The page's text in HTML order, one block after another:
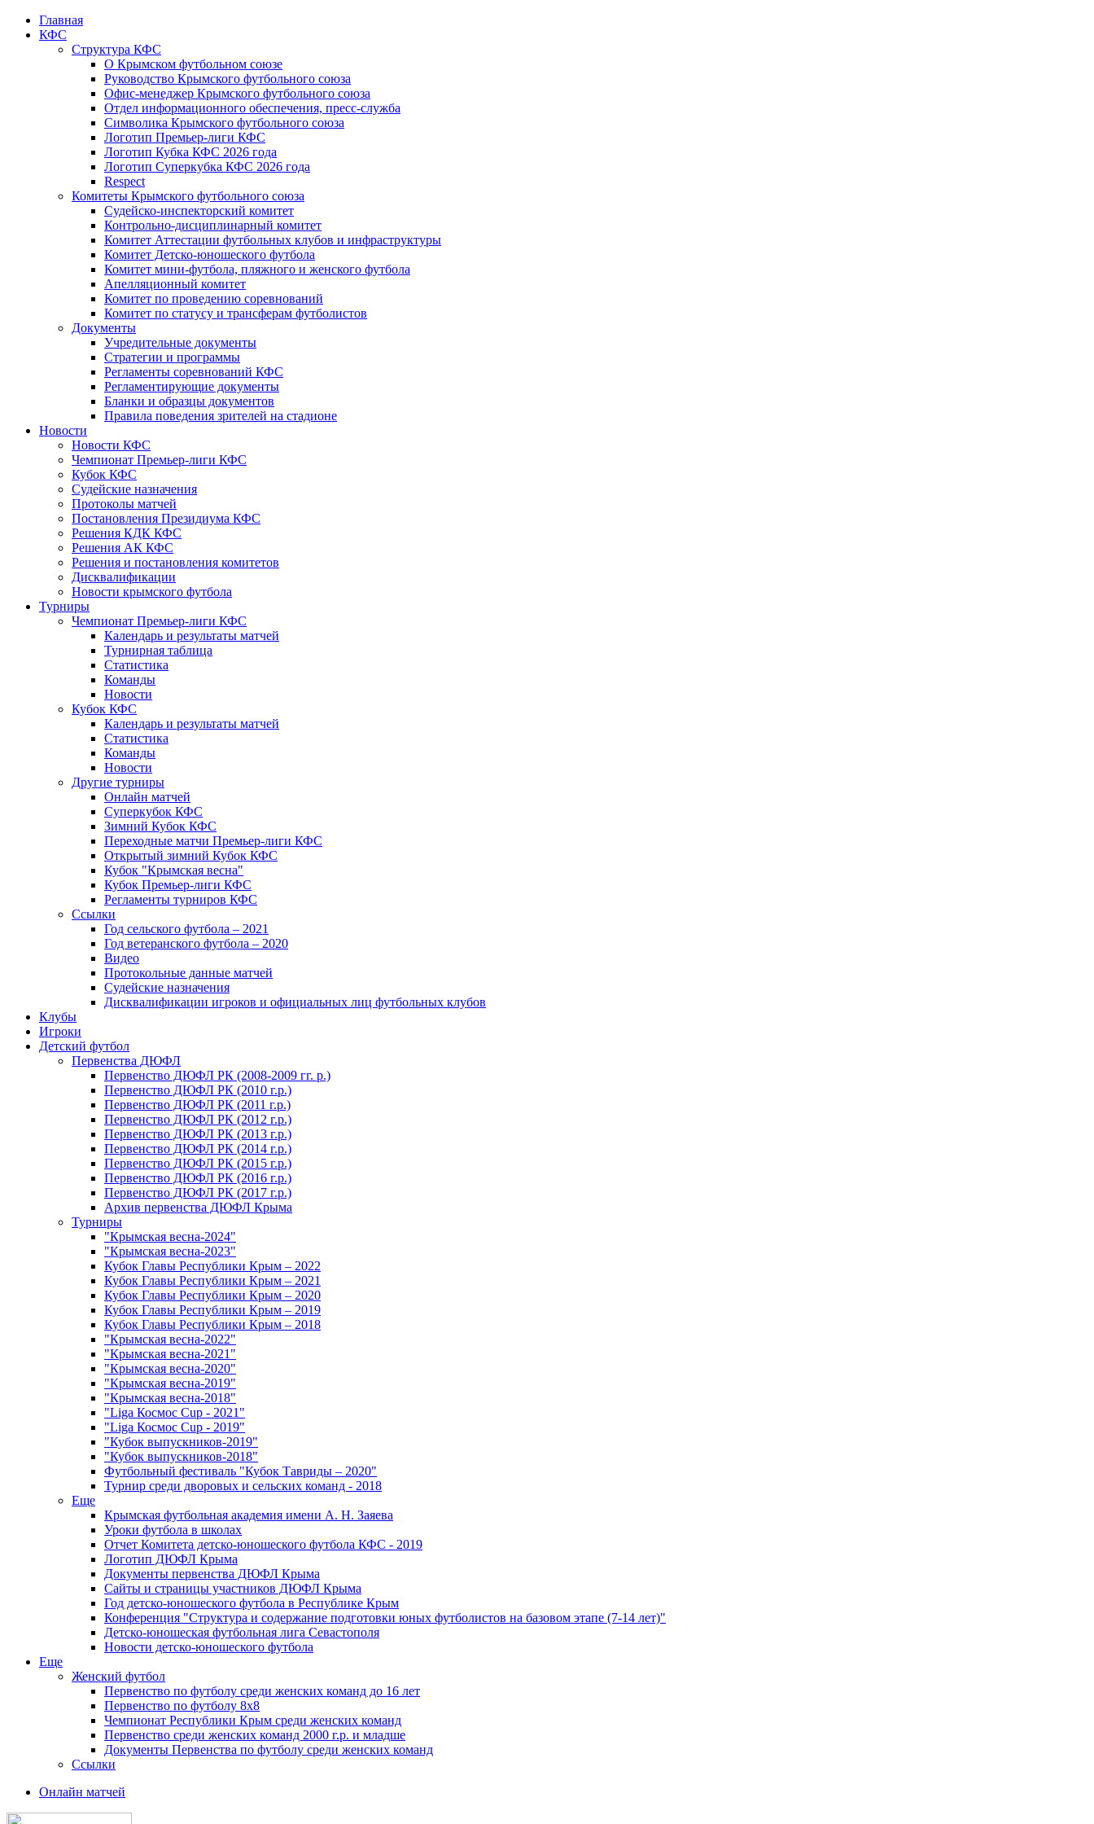
Главная
КФС
Структура КФС
О Крымском футбольном союзе
Руководство Крымского футбольного союза
Офис-менеджер Крымского футбольного союза
Отдел информационного обеспечения, пресс-служба
Символика Крымского футбольного союза
Логотип Премьер-лиги КФС
Логотип Кубка КФС 2026 года
Логотип Суперкубка КФС 2026 года
Respect
Комитеты Крымского футбольного союза
Судейско-инспекторский комитет
Контрольно-дисциплинарный комитет
Комитет Аттестации футбольных клубов и инфраструктуры
Комитет Детско-юношеского футбола
Комитет мини-футбола, пляжного и женского футбола
Апелляционный комитет
Комитет по проведению соревнований
Комитет по статусу и трансферам футболистов
Документы
Учредительные документы
Стратегии и программы
Регламенты соревнований КФС
Регламентирующие документы
Бланки и образцы документов
Правила поведения зрителей на стадионе
Новости
Новости КФС
Чемпионат Премьер-лиги КФС
Кубок КФС
Судейские назначения
Протоколы матчей
Постановления Президиума КФС
Решения КДК КФС
Решения АК КФС
Решения и постановления комитетов
Дисквалификации
Новости крымского футбола
Турниры
Чемпионат Премьер-лиги КФС
Календарь и результаты матчей
Турнирная таблица
Статистика
Команды
Новости
Кубок КФС
Календарь и результаты матчей
Статистика
Команды
Новости
Другие турниры
Онлайн матчей
Суперкубок КФС
Зимний Кубок КФС
Переходные матчи Премьер-лиги КФС
Открытый зимний Кубок КФС
Кубок "Крымская весна"
Кубок Премьер-лиги КФС
Регламенты турниров КФС
Ссылки
Год сельского футбола – 2021
Год ветеранского футбола – 2020
Видео
Протокольные данные матчей
Судейские назначения
Дисквалификации игроков и официальных лиц футбольных клубов
Клубы
Игроки
Детский футбол
Первенства ДЮФЛ
Первенство ДЮФЛ РК (2008-2009 гг. р.)
Первенство ДЮФЛ РК (2010 г.р.)
Первенство ДЮФЛ РК (2011 г.р.)
Первенство ДЮФЛ РК (2012 г.р.)
Первенство ДЮФЛ РК (2013 г.р.)
Первенство ДЮФЛ РК (2014 г.р.)
Первенство ДЮФЛ РК (2015 г.р.)
Первенство ДЮФЛ РК (2016 г.р.)
Первенство ДЮФЛ РК (2017 г.р.)
Архив первенства ДЮФЛ Крыма
Турниры
"Крымская весна-2024"
"Крымская весна-2023"
Кубок Главы Республики Крым – 2022
Кубок Главы Республики Крым – 2021
Кубок Главы Республики Крым – 2020
Кубок Главы Республики Крым – 2019
Кубок Главы Республики Крым – 2018
"Крымская весна-2022"
"Крымская весна-2021"
"Крымская весна-2020"
"Крымская весна-2019"
"Крымская весна-2018"
"Liga Космос Cup - 2021"
"Liga Космос Cup - 2019"
"Кубок выпускников-2019"
"Кубок выпускников-2018"
Футбольный фестиваль "Кубок Тавриды – 2020"
Турнир среди дворовых и сельских команд - 2018
Еще
Крымская футбольная академия имени А. Н. Заяева
Уроки футбола в школах
Отчет Комитета детско-юношеского футбола КФС - 2019
Логотип ДЮФЛ Крыма
Документы первенства ДЮФЛ Крыма
Сайты и страницы участников ДЮФЛ Крыма
Год детско-юношеского футбола в Республике Крым
Конференция "Структура и содержание подготовки юных футболистов на базовом этапе (7-14 лет)"
Детско-юношеская футбольная лига Севастополя
Новости детско-юношеского футбола
Еще
Женский футбол
Первенство по футболу среди женских команд до 16 лет
Первенство по футболу 8х8
Чемпионат Республики Крым среди женских команд
Первенство среди женских команд 2000 г.р. и младше
Документы Первенства по футболу среди женских команд
Ссылки
Онлайн матчей